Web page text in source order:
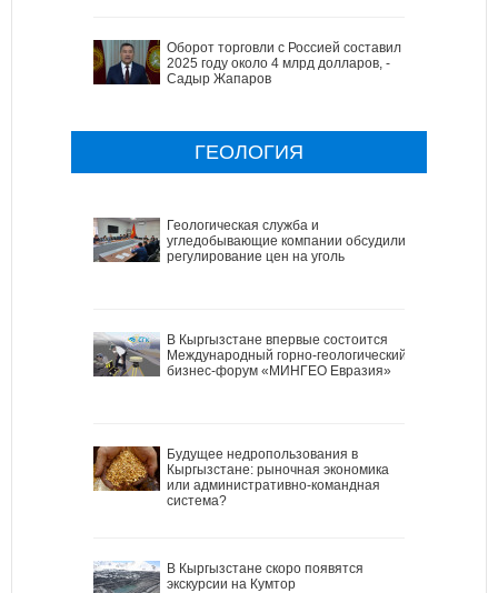
Оборот торговли с Россией составил в
2025 году около 4 млрд долларов, -
Садыр Жапаров
ГЕОЛОГИЯ
Геологическая служба и
угледобывающие компании обсудили
регулирование цен на уголь
В Кыргызстане впервые состоится
Международный горно-геологический
бизнес-форум «МИНГЕО Евразия»
Будущее недропользования в
Кыргызстане: рыночная экономика
или административно-командная
система?
В Кыргызстане скоро появятся
экскурсии на Кумтор